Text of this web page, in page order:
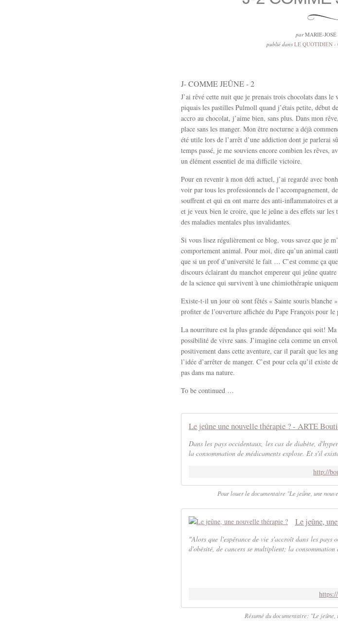
parMARIE-
publié dans LE QUOTIDIEN -
J- COMME JEÛNE - 2
J’ai rêvé cette nuit que je prenais trois chocolats dans
piquais les pastilles Pulmoll quand j’étais petite, début
accro au chocolat, j’aime bien, sans plus. Dans mon
place sans les manger. Mon être nocturne a déjà
été utile lors de l’arrêt d’une addiction dont je parlerai
temps passé, je me souviens encore combien les rêves,
un élément essentiel de ma difficile victoire.
Pour en revenir à mon défi actuel, j’ai regardé avec
voir par tous les professionnels de l’accompagnement,
souffrent et qui en ont marre des anti-inflammatoires et
et je veux bien le croire, que le jeûne a des effets sur
des maladies mentales plus invalidantes.
Si vous lisez régulièrement ce blog, vous savez que je
comportement animal. Pour moi, dire qu’un animal
que si un prof d’université le fait … C’est comme ça
discours éclairant du manchot empereur qui jeûne
de la science qui survivent à une chimiothérapie
Existe-t-il un jour où sont fêtés « Sainte souris blanche
profiter de l’ouverture affichée du Pape François pour le
La nourriture est la plus grande dépendance qui soit!
possibilité de vivre sans. J’imagine cela comme un
positivement dans cette aventure, car il paraît que les
l’idée d’arrêter de manger. C’est pour cela qu’il existe
pas dans ma nature.
To be continued …
Dans les pays occidentaux, les cas de diabète,
la consommation de médicaments explose. Et s'il
http://
Pour louer le documentaire "Le jeûne, une
Le jeûne,
"Alors que l'espérance de vie s'accroît dans les pays
d'obésité, de cancers se multiplient; la consommation
Résumé du documentaire: "Le